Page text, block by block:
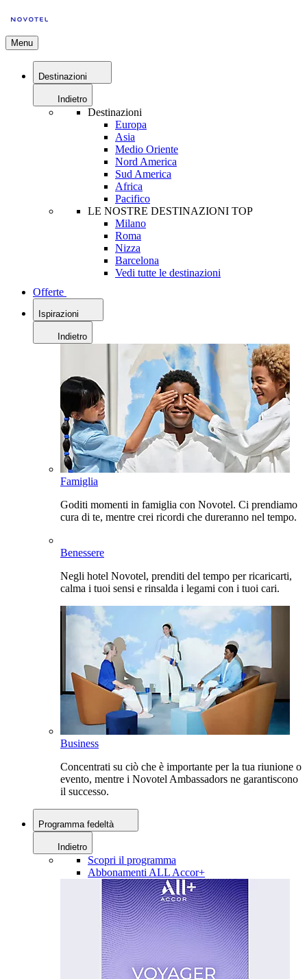
Menu
Destinazioni
Indietro
Destinazioni
Europa
Asia
Medio Oriente
Nord America
Sud America
Africa
Pacifico
LE NOSTRE DESTINAZIONI TOP
Milano
Roma
Nizza
Barcelona
Vedi tutte le destinazioni
Offerte
Ispirazioni
Indietro
Famiglia
Goditi momenti in famiglia con Novotel. Ci prendiamo
cura di te, mentre crei ricordi che dureranno nel tempo.
Benessere
Negli hotel Novotel, prenditi del tempo per ricaricarti,
calma i tuoi sensi e rinsalda i legami con i tuoi cari.
Business
Concentrati su ciò che è importante per la tua riunione o
evento, mentre i Novotel Ambassadors ne garantiscono
il successo.
Programma fedeltà
Indietro
Scopri il programma
Abbonamenti ALL Accor+